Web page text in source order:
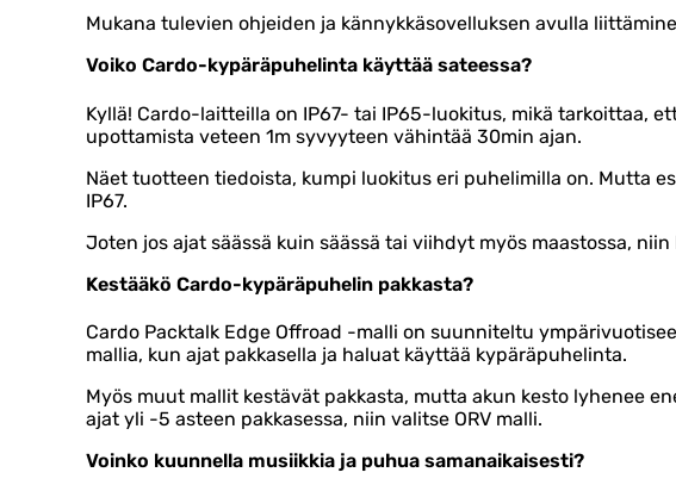
Mukana tulevien ohjeiden ja kännykkäsovelluksen avulla
Voiko Cardo-kypäräpuhelinta käyttää sateessa?
Kyllä! Cardo-laitteilla on IP67- tai IP65-luokitus, mikä tarkoittaa,
upottamista veteen 1m syvyyteen vähintää 30min ajan.
Näet tuotteen tiedoista, kumpi luokitus eri puhelimilla on. Mutta
IP67.
Joten jos ajat säässä kuin säässä tai viihdyt myös maastossa,
Kestääkö Cardo-kypäräpuhelin pakkasta?
Cardo Packtalk Edge Offroad -malli on suunniteltu
mallia, kun ajat pakkasella ja haluat käyttää kypäräpuhelinta.
Myös muut mallit kestävät pakkasta, mutta akun kesto lyhenee
ajat yli -5 asteen pakkasessa, niin valitse ORV malli.
Voinko kuunnella musiikkia ja puhua samanaikaisesti?